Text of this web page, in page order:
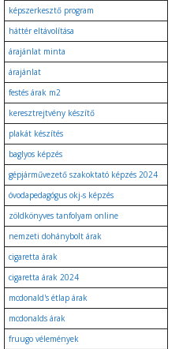
képszerkesztő program
háttér eltávolítása
árajánlat minta
árajánlat
festés árak m2
keresztrejtvény készítő
plakát készítés
baglyos képzés
gépjárművezető szakoktató képzés 2024
óvodapedagógus okj-s képzés
zöldkönyves tanfolyam online
nemzeti dohánybolt árak
cigaretta árak
cigaretta árak 2024
mcdonald's étlap árak
mcdonalds árak
fruugo vélemények